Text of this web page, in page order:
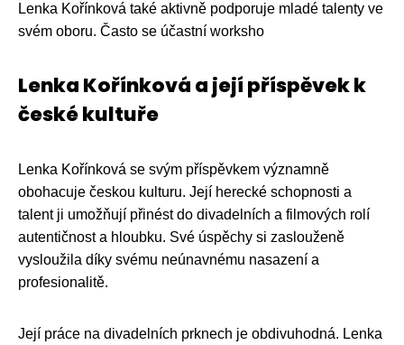
Lenka Kořínková také aktivně podporuje mladé talenty ve
svém oboru. Často se účastní worksho
Lenka Kořínková a její příspěvek k
české kultuře
Lenka Kořínková se svým příspěvkem významně
obohacuje českou kulturu. Její herecké schopnosti a
talent ji umožňují přinést do divadelních a filmových rolí
autentičnost a hloubku. Své úspěchy si zaslouženě
vysloužila díky svému neúnavnému nasazení a
profesionalitě.
Její práce na divadelních prknech je obdivuhodná. Lenka